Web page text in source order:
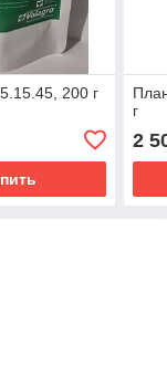
200 г
г
2